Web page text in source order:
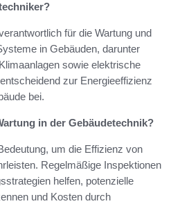
für die Wartung und
in Gebäuden, darunter
sowie elektrische
zur Energieeffizienz
bei.
in der Gebäudetechnik?
um die Effizienz von
Regelmäßige Inspektionen
helfen, potenzielle
und Kosten durch